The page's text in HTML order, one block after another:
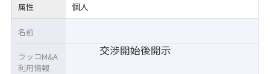
属性 個人
交渉開始後開示
名前
ラッコM&A
利用情報